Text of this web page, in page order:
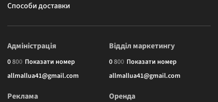
Способи доставки
Адміністрація
0800 Показати номер
allmallua41@gmail.com
Відділ маркетингу
0800 Показати номер
allmallua41@gmail.com
Реклама Оренда